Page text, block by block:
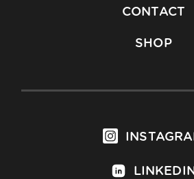
CONTACT
SHOP